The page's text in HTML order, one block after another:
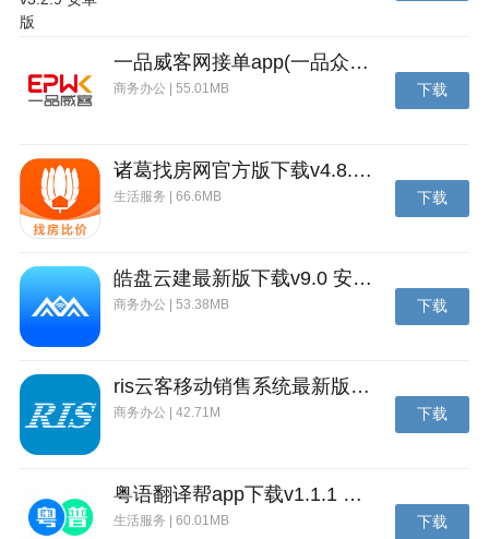
能或额外属性.
2.新增全新指挥官.
3.新增前线补给,完成系列任务可获得各种高级道具奖
【优化】
1.战场优化,解决载具卡进山、建筑里的问题.
2.战斗优化,将BUFF 标识进行颜色划分,增益BUFF(蓝
色)和减益BUFF(红色),方便战斗查看.
3.常规匹配优化,添加地图等级限制及分数调整.
4.PVE调整,秘密武器和坚守阵地可通过战前动员获得额
外BUFF加成.
5.涂装商店优化,针对当前使用的载具对涂装进行排序,
方便涂装的使用.
6.图鉴优化,增加图鉴收集标识.
7.军团科技调整.
一品威客网接单app(一品众包)下载v2.7.1 安卓最新版
商务办公 | 55.01MB 下载
诸葛找房网官方版下载v4.8.1.1 安卓最新版
生活服务 | 66.6MB 下载
皓盘云建最新版下载v9.0 安卓版
商务办公 | 53.38MB 下载
ris云客移动销售系统最新版下载v1.1.25 安卓手机版
商务办公 | 42.71M 下载
粤语翻译帮app下载v1.1.1 安卓版
生活服务 | 60.01MB 下载